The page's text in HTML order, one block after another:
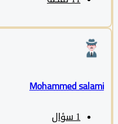
Mohammed
سؤال